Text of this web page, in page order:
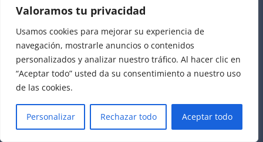
Valoramos tu privacidad
Usamos cookies para mejorar su experiencia de
navegación, mostrarle anuncios o contenidos
personalizados y analizar nuestro tráfico. Al hacer clic en
“Aceptar todo” usted da su consentimiento a nuestro uso
de las cookies.
Personalizar Rechazar todo Aceptar todo